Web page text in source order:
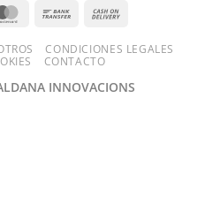
MasterCardBank
Delivery
CONDICIONES LEGALES
CONTACTO
INNOVACIONS